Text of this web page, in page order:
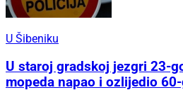
U Šibeniku
U staroj gradskoj jezgri 23-
mopeda napao i ozlijedio